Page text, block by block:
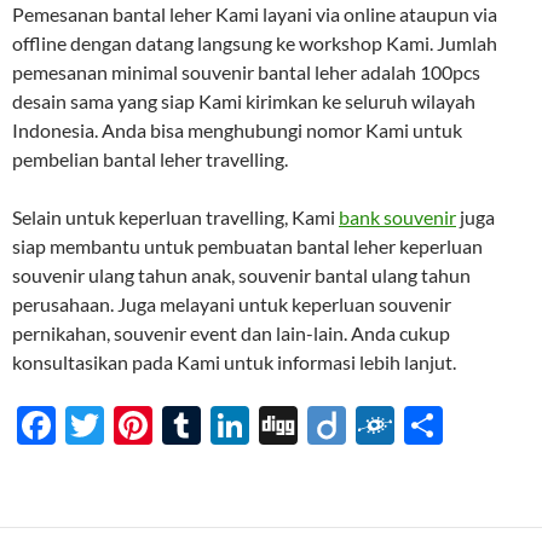
Pemesanan bantal leher Kami layani via online ataupun via
offline dengan datang langsung ke workshop Kami. Jumlah
pemesanan minimal souvenir bantal leher adalah 100pcs
desain sama yang siap Kami kirimkan ke seluruh wilayah
Indonesia. Anda bisa menghubungi nomor Kami untuk
pembelian bantal leher travelling.
Selain untuk keperluan travelling, Kami bank souvenir juga
siap membantu untuk pembuatan bantal leher keperluan
souvenir ulang tahun anak, souvenir bantal ulang tahun
perusahaan. Juga melayani untuk keperluan souvenir
pernikahan, souvenir event dan lain-lain. Anda cukup
konsultasikan pada Kami untuk informasi lebih lanjut.
F
T
Pi T
Li
Di Di F